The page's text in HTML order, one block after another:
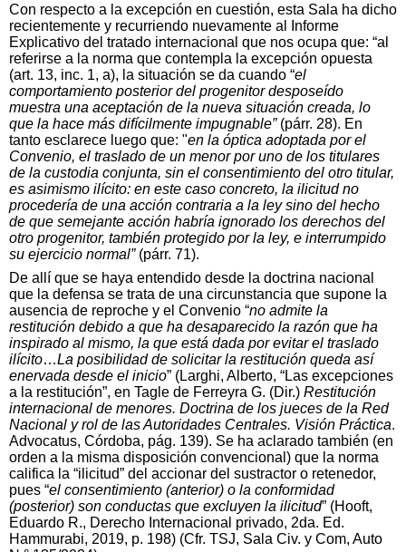
Con respecto a la excepción en cuestión, esta Sala ha dicho
recientemente y recurriendo nuevamente al Informe
Explicativo del tratado internacional que nos ocupa que: “al
referirse a la norma que contempla la excepción opuesta
(art. 13, inc. 1, a), la situación se da cuando “el
comportamiento posterior del progenitor desposeído
muestra una aceptación de la nueva situación creada, lo
que la hace más difícilmente impugnable” (párr. 28). En
tanto esclarece luego que: "en la óptica adoptada por el
Convenio, el traslado de un menor por uno de los titulares
de la custodia conjunta, sin el consentimiento del otro titular,
es asimismo ilícito: en este caso concreto, la ilicitud no
procedería de una acción contraria a la ley sino del hecho
de que semejante acción habría ignorado los derechos del
otro progenitor, también protegido por la ley, e interrumpido
su ejercicio normal” (párr. 71).
De allí que se haya entendido desde la doctrina nacional
que la defensa se trata de una circunstancia que supone la
ausencia de reproche y el Convenio “no admite la
restitución debido a que ha desaparecido la razón que ha
inspirado al mismo, la que está dada por evitar el traslado
ilícito…La posibilidad de solicitar la restitución queda así
enervada desde el inicio” (Larghi, Alberto, “Las excepciones
a la restitución”, en Tagle de Ferreyra G. (Dir.) Restitución
internacional de menores. Doctrina de los jueces de la Red
Nacional y rol de las Autoridades Centrales. Visión Práctica.
Advocatus, Córdoba, pág. 139). Se ha aclarado también (en
orden a la misma disposición convencional) que la norma
califica la “ilicitud” del accionar del sustractor o retenedor,
pues “el consentimiento (anterior) o la conformidad
(posterior) son conductas que excluyen la ilicitud” (Hooft,
Eduardo R., Derecho Internacional privado, 2da. Ed.
Hammurabi, 2019, p. 198) (Cfr. TSJ, Sala Civ. y Com, Auto